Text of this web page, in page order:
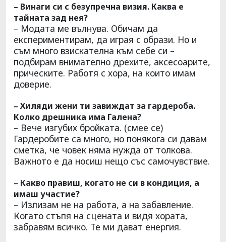
– Винаги си с безупречна визия. Каква е
тайната зад нея?
– Модата ме вълнува. Обичам да
експериментирам, да играя с образи. Но и
съм много взискателна към себе си –
подбирам внимателно дрехите, аксесоарите,
прическите. Работя с хора, на които имам
доверие.
– Хиляди жени ти завиждат за гардероба.
Колко дрешника има Галена?
– Вече изгубих бройката. (смее се)
Гардеробите са много, но понякога си давам
сметка, че човек няма нужда от толкова.
Важното е да носиш нещо със самочувствие.
– Какво правиш, когато не си в кондиция, а
имаш участие?
– Излизам не на работа, а на забавление.
Когато стъпя на сцената и видя хората,
забравям всичко. Те ми дават енергия.